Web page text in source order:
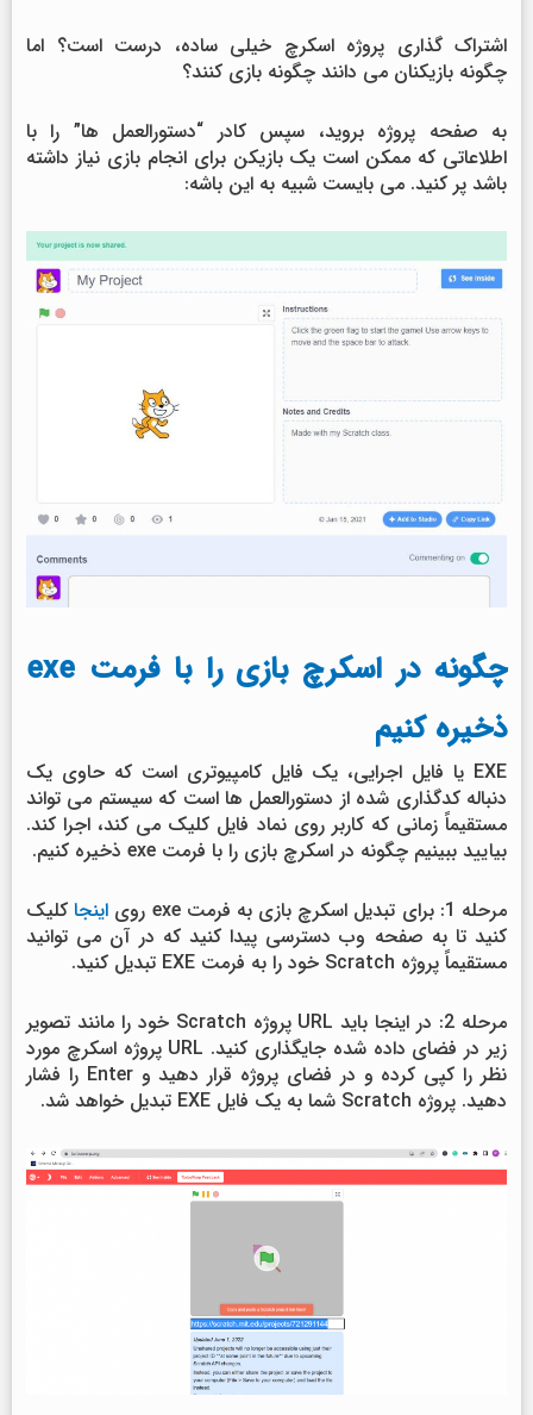
اشتراک گذاری پروژه اسکرچ خیلی ساده، درست است؟ اما
چگونه بازیکنان می دانند چگونه بازی کنند؟
به صفحه پروژه بروید، سپس کادر “دستورالعمل ها” را با
اطلاعاتی که ممکن است یک بازیکن برای انجام بازی نیاز داشته
باشد پر کنید. می بایست شبیه به این باشه:
چگونه در اسکرچ بازی را با فرمت exe
ذخیره کنیم
EXE یا فایل اجرایی، یک فایل کامپیوتری است که حاوی یک
دنباله کدگذاری شده از دستورالعمل ها است که سیستم می تواند
مستقیماً زمانی که کاربر روی نماد فایل کلیک می کند، اجرا کند.
بیایید ببینیم چگونه در اسکرچ بازی را با فرمت exe ذخیره کنیم.
مرحله 1: برای تبدیل اسکرچ بازی به فرمت exe روی
اینجاکلیک
کنید تا به صفحه وب دسترسی پیدا کنید که در آن می توانید
مستقیماً پروژه Scratch خود را به فرمت EXE تبدیل کنید.
مرحله 2: در اینجا باید URL پروژه Scratch خود را مانند تصویر
زیر در فضای داده شده جایگذاری کنید. URL پروژه اسکرچ مورد
نظر را کپی کرده و در فضای پروژه قرار دهید و Enter را فشار
دهید. پروژه Scratch شما به یک فایل EXE تبدیل خواهد شد.